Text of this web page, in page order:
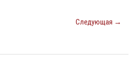
Следующая →